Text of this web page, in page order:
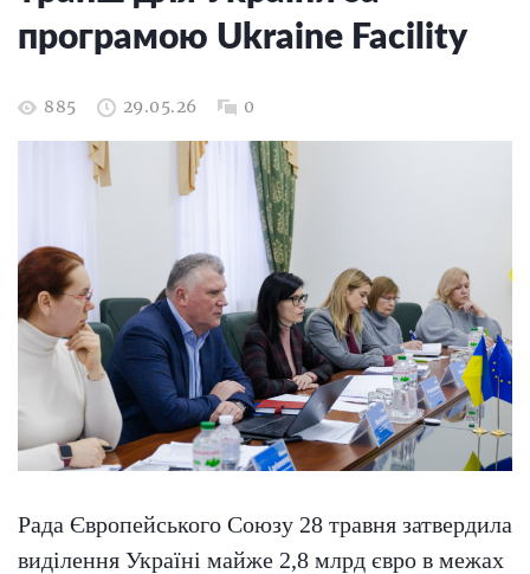
програмою Ukraine Facility
885 29.05.26 0
Рада Європейського Союзу 28 травня затвердила
виділення Україні майже 2,8 млрд євро в межах